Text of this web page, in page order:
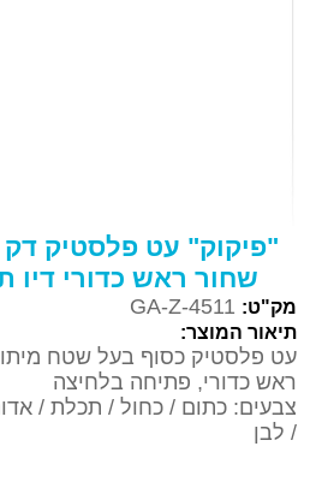
"פיקוק" עט פלסטיק
שחור ראש כדורי דיו
מק"ט: GA-Z-4511
תיאור המוצר:
עט פלסטיק כסוף בעל שטח
ראש כדורי, פתיחה בלחיצה
צבעים: כתום / כחול / תכלת /
/ לבן